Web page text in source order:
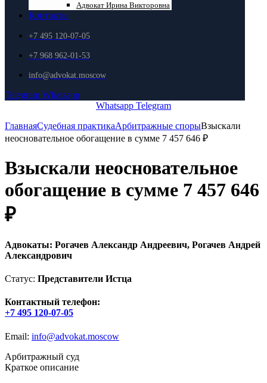
Адвокат Ирина Викторовна
Контакты
+7 495 120-07-05
+7 968 962-01-53
info@advokat.moscow
Telegram Whatsapp
Whatsapp Telegram
ГлавнаяСудебная практикаАрбитражные спорыВзыскали
неосновательное обогащение в сумме 7 457 646 ₽
Взыскали неосновательное
обогащение в сумме 7 457 646
₽
Адвокаты: Рогачев Александр Андреевич, Рогачев Андрей
Александрович
Статус: Представители Истца
Контактный телефон:
+7 495 120-07-05
Email: info@advokat.moscow
Арбитражный суд
Краткое описание